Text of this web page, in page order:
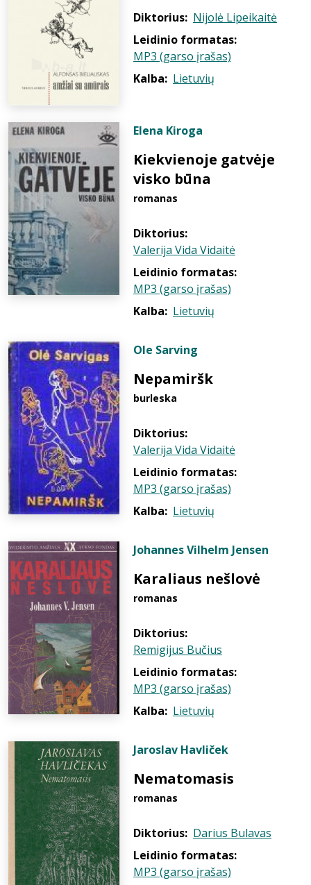
Diktorius: Nijolė Lipeikaitė
Leidinio formatas:
MP3 (garso įrašas)
Kalba: Lietuvių
Elena Kiroga
Kiekvienoje gatvėje
visko būna
romanas
Diktorius:
Valerija Vida Vidaitė
Leidinio formatas:
MP3 (garso įrašas)
Kalba: Lietuvių
Ole Sarving
Nepamiršk
burleska
Diktorius:
Valerija Vida Vidaitė
Leidinio formatas:
MP3 (garso įrašas)
Kalba: Lietuvių
Johannes Vilhelm Jensen
Karaliaus nešlovė
romanas
Diktorius:
Remigijus Bučius
Leidinio formatas:
MP3 (garso įrašas)
Kalba: Lietuvių
Jaroslav Havliček
Nematomasis
romanas
Diktorius: Darius Bulavas
Leidinio formatas:
MP3 (garso įrašas)